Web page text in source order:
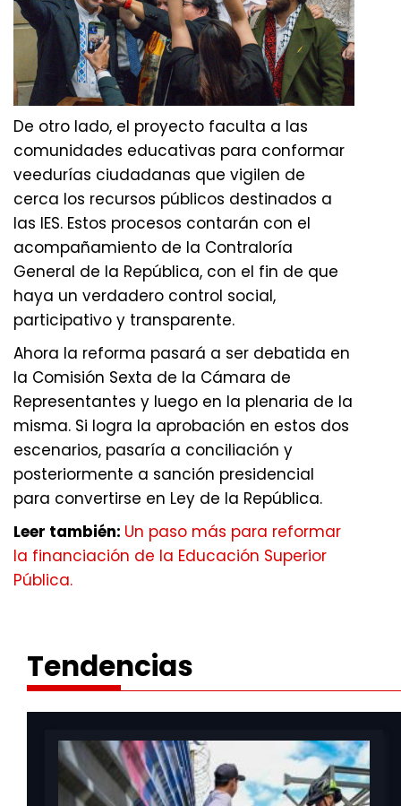
De otro lado, el proyecto faculta a las
comunidades educativas para conformar
veedurías ciudadanas que vigilen de
cerca los recursos públicos destinados a
las IES. Estos procesos contarán con el
acompañamiento de la Contraloría
General de la República, con el fin de que
haya un verdadero control social,
participativo y transparente.
Ahora la reforma pasará a ser debatida en
la Comisión Sexta de la Cámara de
Representantes y luego en la plenaria de la
misma. Si logra la aprobación en estos dos
escenarios, pasaría a conciliación y
posteriormente a sanción presidencial
para convertirse en Ley de la República.
Leer también: Un paso más para reformar
la financiación de la Educación Superior
Pública.
Tendencias